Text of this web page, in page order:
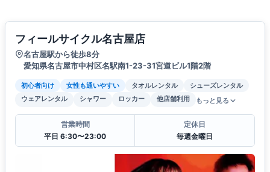
フィールサイクル名古屋店
名古屋駅から徒歩8分
愛知県名古屋市中村区名駅南1-23-31宮道ビル1階2階
初心者向け 女性も通いやすい タオルレンタル
シューズレンタル
ウェアレンタル
シャワー ロッカー 他店舗利用 もっと見る
営業時間
平日 6:30〜23:00
定休日
毎週金曜日